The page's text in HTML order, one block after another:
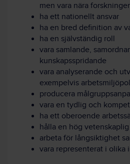
men vara nära
ha ett nationellt ansvar
ha en bred definition av
ha en självständig roll
vara samlande,
kunskapsspridande
vara analyserande och
exempelvis
producera
vara en tydlig och
ha ett oberoende
hålla en hög
arbeta för långsiktighet
vara representerat i olika